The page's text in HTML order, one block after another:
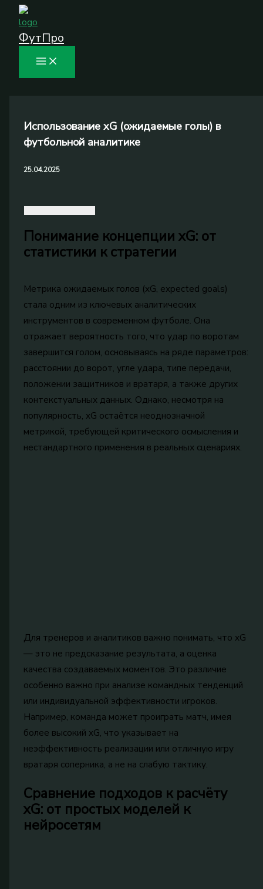
Перейти
содержимому
ФутПро
Использование xG (ожидаемые голы) в
футбольной аналитике
25.04.2025
Понимание концепции xG: от
статистики к стратегии
Метрика ожидаемых голов (xG, expected goals)
стала одним из ключевых аналитических
инструментов в современном футболе. Она
отражает вероятность того, что удар по воротам
завершится голом, основываясь на ряде параметров:
расстоянии до ворот, угле удара, типе передачи,
положении защитников и вратаря, а также других
контекстуальных данных. Однако, несмотря на
популярность, xG остаётся неоднозначной
метрикой, требующей критического осмысления и
нестандартного применения в реальных сценариях.
Для тренеров и аналитиков важно понимать, что xG
— это не предсказание результата, а оценка
качества создаваемых моментов. Это различие
особенно важно при анализе командных тенденций
или индивидуальной эффективности игроков.
Например, команда может проиграть матч, имея
более высокий xG, что указывает на
неэффективность реализации или отличную игру
вратаря соперника, а не на слабую тактику.
Сравнение подходов к расчёту
xG: от простых моделей к
нейросетям